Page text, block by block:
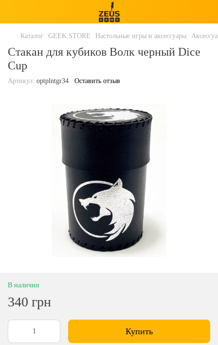
Каталог GEEK STORE Настольные игры и аксессуары
Стакан для кубиков Волк черный Dice
Cup
Артикул: optplntgr34 Оставить отзыв
В наличии
340 грн
Купить